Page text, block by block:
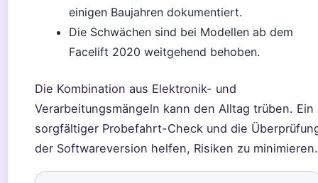
einigen Baujahren dokumentiert.
Die Schwächen sind bei Modellen ab dem
Facelift 2020 weitgehend behoben.
Die Kombination aus Elektronik- und
Verarbeitungsmängeln kann den Alltag trüben. Ein
sorgfältiger Probefahrt-Check und die
der Softwareversion helfen, Risiken zu minimieren.